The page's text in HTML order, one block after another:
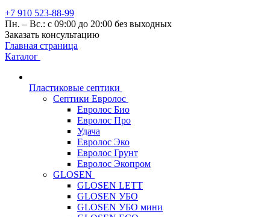
+7 910 523-88-99
Пн. – Вс.: с 09:00 до 20:00 без выходных
Заказать консультацию
Главная страница
Каталог
Пластиковые септики
Септики Евролос
Евролос Био
Евролос Про
Удача
Евролос Эко
Евролос Грунт
Евролос Экопром
GLOSEN
GLOSEN LETT
GLOSEN УБО
GLOSEN УБО мини